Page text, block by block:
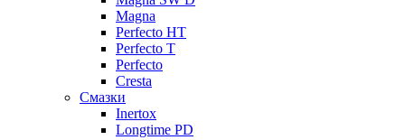
Magna
Perfecto HT
Perfecto T
Perfecto
Cresta
Смазки
Inertox
Longtime PD